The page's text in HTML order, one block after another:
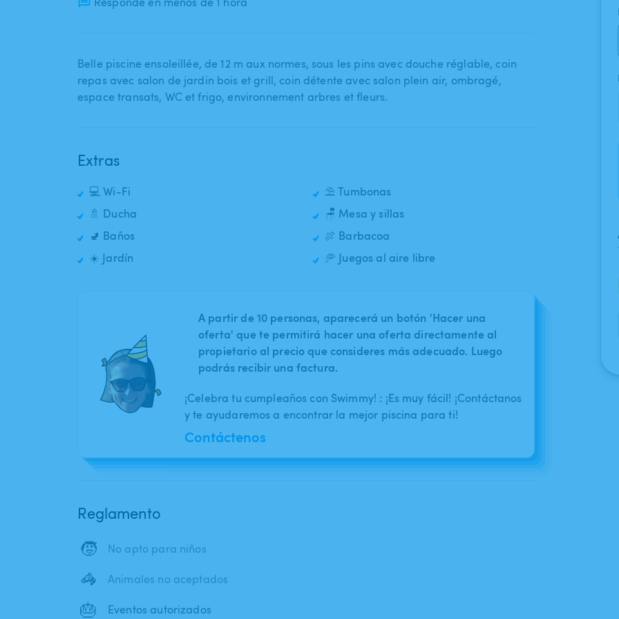
Belle piscine ensoleillée​,​ de 12 m aux normes​,​ sous les pins avec douche réglable​,​ coin
repas avec salon de jardin bois et grill​,​ coin détente avec salon plein air​,​ ombragé​,​
espace transats​,​ WC et frigo​,​ environnement arbres et fleurs.
Extras
💻 Wi-Fi
🚿 Ducha
🚽 Baños
☀️ Jardín
⛱️ Tumbonas
🪑 Mesa y sillas
🍖 Barbacoa
🥏 Juegos al aire libre
A partir de 10 personas, aparecerá un botón 'Hacer una
oferta' que te permitirá hacer una oferta directamente al
propietario al precio que consideres más adecuado. Luego
podrás recibir una factura.
¡Celebra tu cumpleaños con Swimmy! : ¡Es muy fácil! ¡Contáctanos
y te ayudaremos a encontrar la mejor piscina para ti!
Contáctenos
Reglamento
🧒 No apto para niños
🦓 Animales no aceptados
🎂 Eventos autorizados